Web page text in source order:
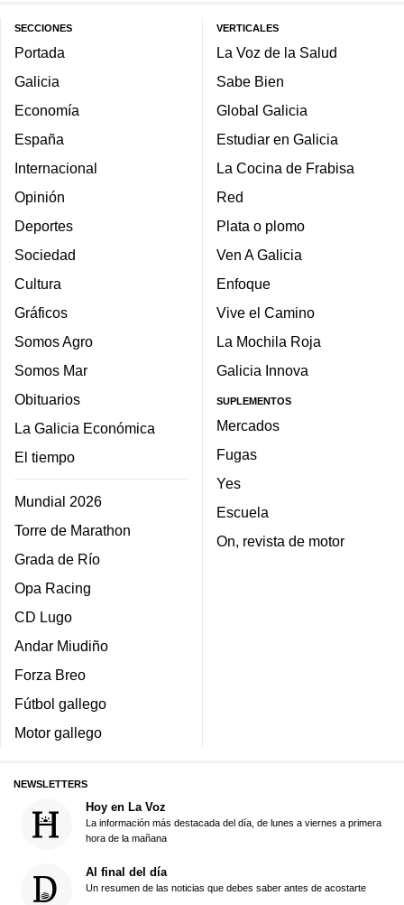
SECCIONES
Portada
Galicia
Economía
España
Internacional
Opinión
Deportes
Sociedad
Cultura
Gráficos
Somos Agro
Somos Mar
Obituarios
La Galicia Económica
El tiempo
Mundial 2026
Torre de Marathon
Grada de Río
Opa Racing
CD Lugo
Andar Miudiño
Forza Breo
Fútbol gallego
Motor gallego
VERTICALES
La Voz de la Salud
Sabe Bien
Global Galicia
Estudiar en Galicia
La Cocina de Frabisa
Red
Plata o plomo
Ven A Galicia
Enfoque
Vive el Camino
La Mochila Roja
Galicia Innova
SUPLEMENTOS
Mercados
Fugas
Yes
Escuela
On, revista de motor
NEWSLETTERS
Hoy en La Voz
La información más destacada del día, de lunes a viernes a primera
hora de la mañana
Al final del día
Un resumen de las noticias que debes saber antes de acostarte